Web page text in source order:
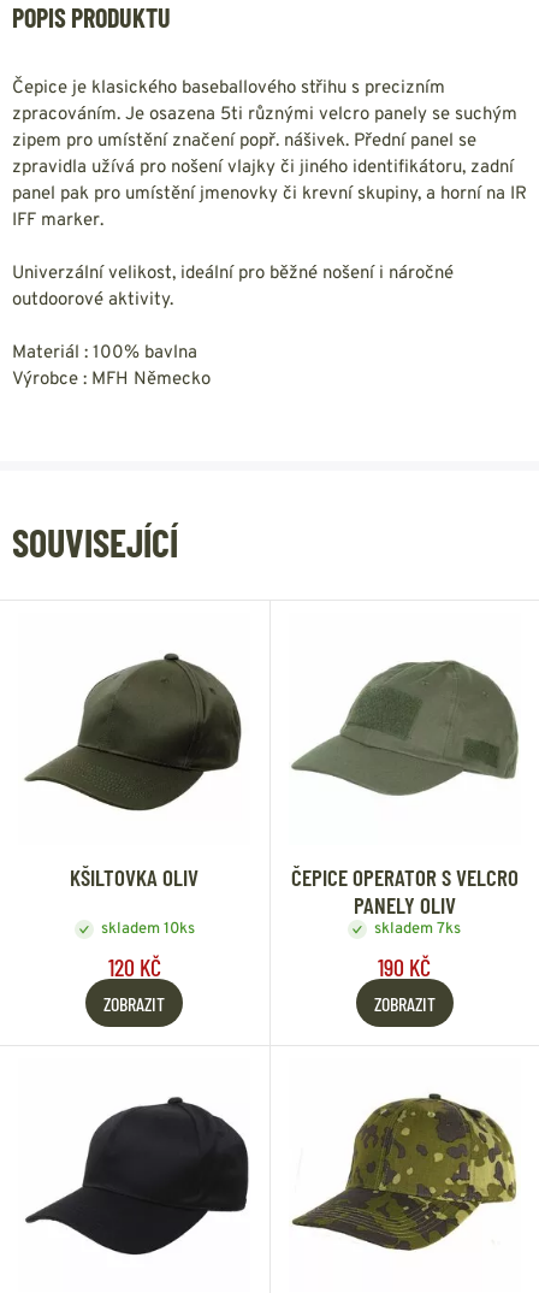
POPIS PRODUKTU
Čepice je klasického baseballového střihu s precizním
zpracováním. Je osazena 5ti různými velcro panely se suchým
zipem pro umístění značení popř. nášivek. Přední panel se
zpravidla užívá pro nošení vlajky či jiného identifikátoru, zadní
panel pak pro umístění jmenovky či krevní skupiny, a horní na IR
IFF marker.
Univerzální velikost, ideální pro běžné nošení i náročné
outdoorové aktivity.
Materiál : 100% bavlna
Výrobce : MFH Německo
SOUVISEJÍCÍ
KŠILTOVKA OLIV
skladem 10ks
120 KČ
ZOBRAZIT
ČEPICE OPERATOR S VELCRO
PANELY OLIV
skladem 7ks
190 KČ
ZOBRAZIT